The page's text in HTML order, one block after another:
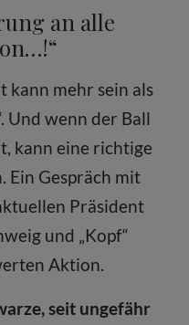
an alle
kann mehr sein als
Und wenn der Ball
kann eine richtige
Ein Gespräch mit
Präsident
und „Kopf“
Aktion.
seit ungefähr